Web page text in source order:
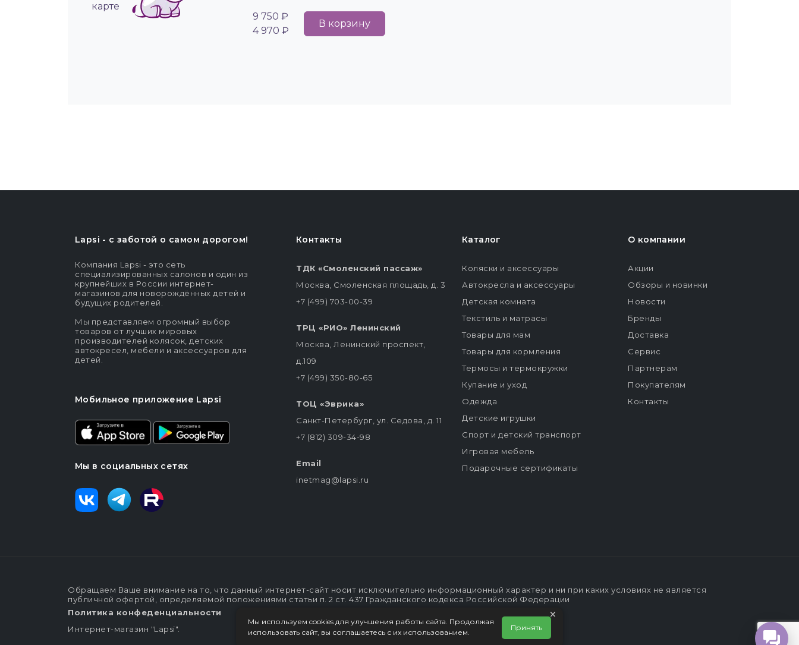
карте
9 750 ₽
4 970 ₽
В корзину
Lapsi - c заботой о самом дорогом!
Компания Lapsi - это сеть
специализированных салонов и один из
крупнейших в России интернет-
магазинов для новорождённых детей и
будущих родителей.
Мы представляем огромный выбор
товаров от лучших мировых
производителей колясок, детских
автокресел, мебели и аксессуаров для
детей.
Мобильное приложение Lapsi
Мы в социальных сетях
Контакты
ТДК «Смоленский пассаж»
Москва, Смоленская площадь, д. 3
+7 (499) 703-00-39
ТРЦ «РИО» Ленинский
Москва, Ленинский проспект,
д.109
+7 (499) 350-80-65
ТОЦ «Эврика»
Санкт-Петербург, ул. Седова, д. 11
+7 (812) 309-34-98
Email
inetmag@lapsi.ru
Каталог
Коляски и аксессуары
Автокресла и аксессуары
Детская комната
Текстиль и матрасы
Товары для мам
Товары для кормления
Термосы и термокружки
Купание и уход
Одежда
Детские игрушки
Спорт и детский транспорт
Игровая мебель
Подарочные сертификаты
О компании
Акции
Обзоры и новинки
Новости
Бренды
Доставка
Сервис
Партнерам
Покупателям
Контакты
Обращаем Ваше внимание на то, что данный интернет-сайт носит исключительно информационный характер и ни при каких условиях не является
публичной офертой, определяемой положениями статьи п. 2 ст. 437 Гражданского кодекса Российской Федерации
Политика конфеденциальности
Интернет-магазин "Lapsi".
×
Мы используем cookies для улучшения работы сайта. Продолжая
использовать сайт, вы соглашаетесь с их использованием.
Принять